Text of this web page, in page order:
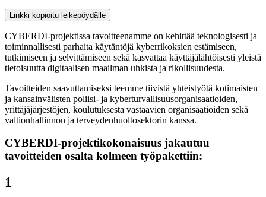
Linkki kopioitu leikepöydälle
CYBERDI-projektissa tavoitteenamme on kehittää teknologisesti ja
toiminnallisesti parhaita käytäntöjä kyberrikoksien estämiseen,
tutkimiseen ja selvittämiseen sekä kasvattaa käyttäjälähtöisesti yleistä
tietoisuutta digitaalisen maailman uhkista ja rikollisuudesta.
Tavoitteiden saavuttamiseksi teemme tiivistä yhteistyötä kotimaisten
ja kansainvälisten poliisi- ja kyberturvallisuusorganisaatioiden,
yrittäjäjärjestöjen, koulutuksesta vastaavien organisaatioiden sekä
valtionhallinnon ja terveydenhuoltosektorin kanssa.
CYBERDI-projektikokonaisuus jakautuu
tavoitteiden osalta kolmeen työpakettiin:
1